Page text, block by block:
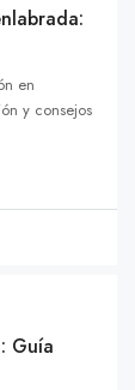
en
y consejos
Guía